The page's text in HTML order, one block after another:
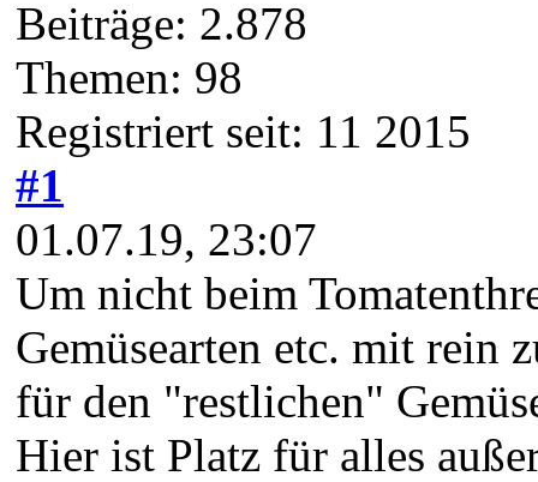
Beiträge: 2.878
Themen: 98
Registriert seit: 11 2015
#1
01.07.19, 23:07
Um nicht beim
Gemüsearten etc. mit rein
für den "restlichen"
Hier ist Platz für alles